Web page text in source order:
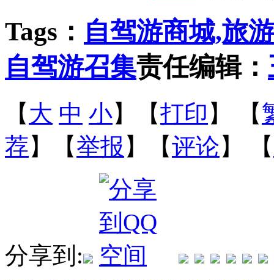
Tags： 自驾游商城,旅
自驾游召集责任编辑：
【 大 中 小】【打印 】 【
荐】【举报 】【评论】 【
分享到: